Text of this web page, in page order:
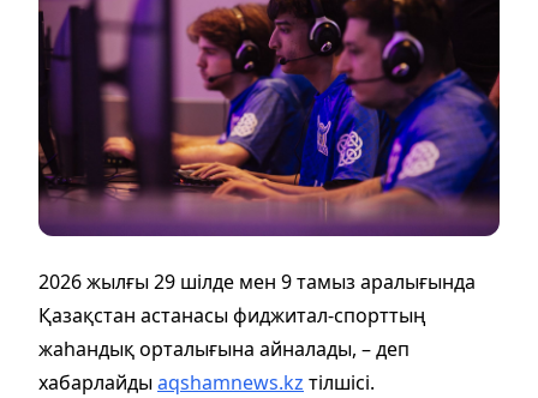
2026 жылғы 29 шілде мен 9 тамыз аралығында
Қазақстан астанасы фиджитал-спорттың
жаһандық орталығына айналады, – деп
хабарлайдыaqshamnews.kz тілшісі.